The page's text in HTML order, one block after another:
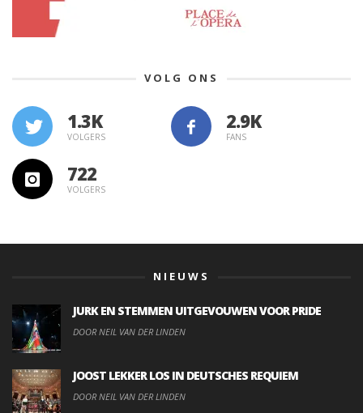
VOLG ONS
1.3K
VOLGERS FANS
722
VOLGERS
NIEUWS
JURK EN STEMMEN UITGEVOUWEN VOOR PRIDE
DOOR NEIL VAN DER LINDEN
JOOST LEKKER LOS IN DEUTSCHES REQUIEM
DOOR NEIL VAN DER LINDEN